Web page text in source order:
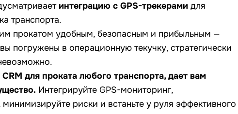
интеграцию с GPS-трекерами для
транспорта.
прокатом удобным, безопасным и прибыльным —
погружены в операционную текучку, стратегически
для проката любого транспорта, дает вам
Интегрируйте GPS-мониторинг,
минимизируйте риски и встаньте у руля эффективного